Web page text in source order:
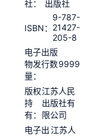
社：
出版社
ISBN：
9-787-
21427-
205-8
电子出版
物发行数
量：
9999
版权
持
有：
江苏人民
出版社有
限公司
电子出江苏人